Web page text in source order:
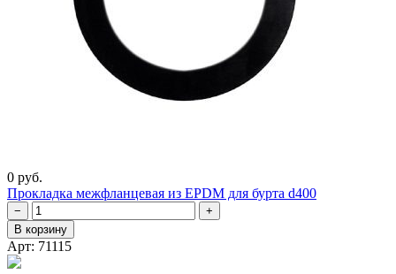
0 руб.
Прокладка межфланцевая из EPDM для бурта d400
−
+
В корзину
Арт: 71115